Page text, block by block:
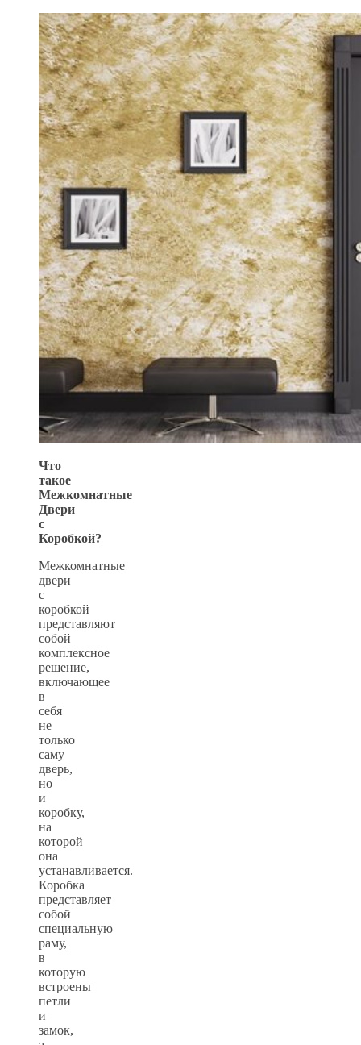
Что
такое
Межкомнатные
Двери
с
Коробкой?
Межкомнатные
двери
с
коробкой
представляют
собой
комплексное
решение,
включающее
в
себя
не
только
саму
дверь,
но
и
коробку,
на
которой
она
устанавливается.
Коробка
представляет
собой
специальную
раму,
в
которую
встроены
петли
и
замок,